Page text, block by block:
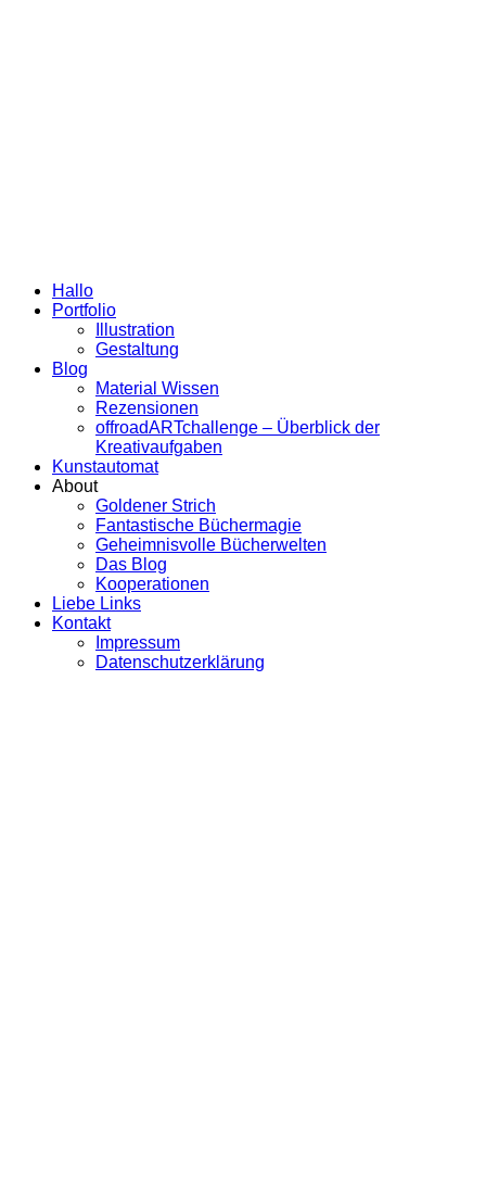
Hallo
Portfolio
Illustration
Gestaltung
Blog
Material Wissen
Rezensionen
offroadARTchallenge – Überblick der
Kreativaufgaben
Kunstautomat
About
Goldener Strich
Fantastische Büchermagie
Geheimnisvolle Bücherwelten
Das Blog
Kooperationen
Liebe Links
Kontakt
Impressum
Datenschutzerklärung